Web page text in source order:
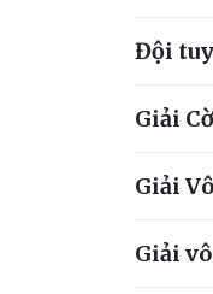
Đội
Giải
Giải
Giải